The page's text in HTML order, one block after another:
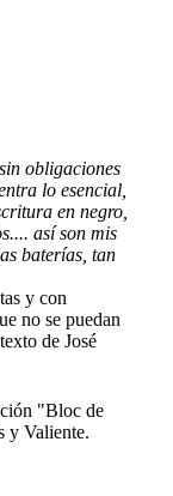
obligaciones
lo esencial,
en negro,
así son mis
baterías, tan
y con
no se puedan
de José
"Bloc de
y Valiente.